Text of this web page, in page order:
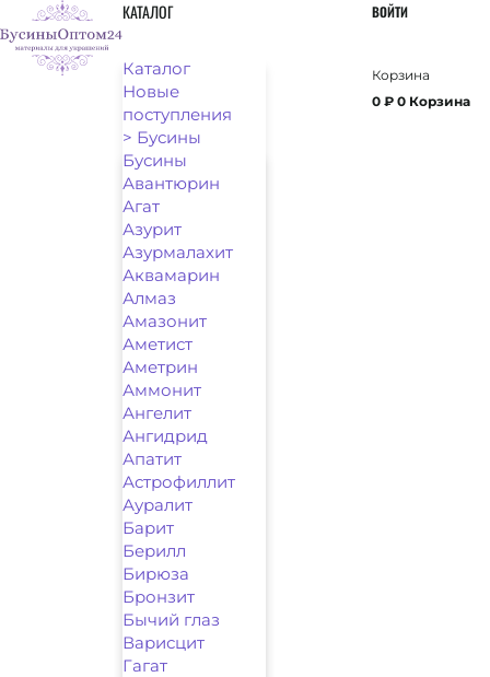
Перейти
к
содержимому
КАТАЛОГ
Каталог
Новые
поступления
> Бусины
Бусины
Авантюрин
Агат
Азурит
Азурмалахит
Аквамарин
Алмаз
Амазонит
Аметист
Аметрин
Аммонит
Ангелит
Ангидрид
Апатит
Астрофиллит
Ауралит
Барит
Берилл
Бирюза
Бронзит
Бычий глаз
Варисцит
Гагат
ВОЙТИ
0 ₽ 0 Корзина